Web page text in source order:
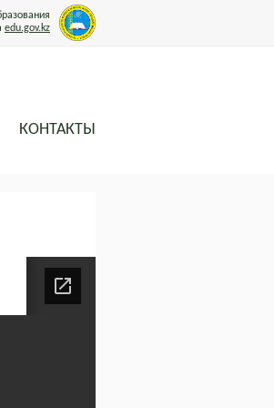
edu.gov.kz
КОНТАКТЫ